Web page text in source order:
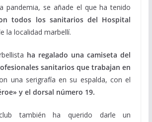
pandemia, se añade el que ha tenido
todos los sanitarios del Hospital
la localidad marbellí.
ha regalado una camiseta del
sanitarios que trabajan en
una serigrafía en su espalda, con el
y el dorsal número 19.
también ha querido darle un